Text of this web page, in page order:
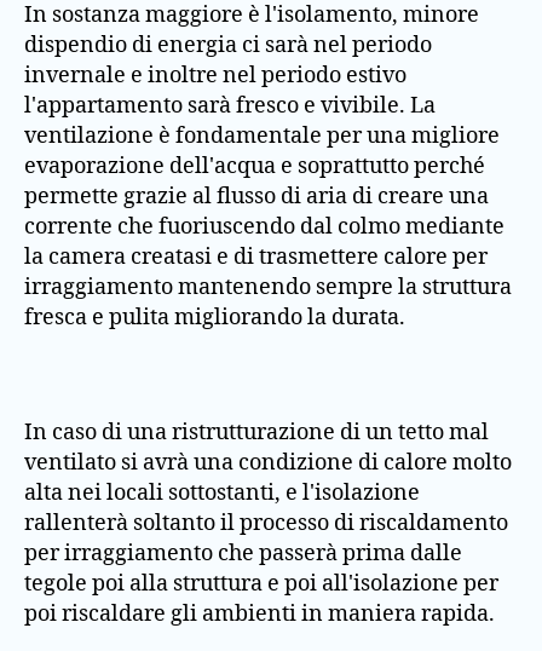
In sostanza maggiore è l'isolamento, minore
dispendio di energia ci sarà nel periodo
invernale e inoltre nel periodo estivo
l'appartamento sarà fresco e vivibile. La
ventilazione è fondamentale per una migliore
evaporazione dell'acqua e soprattutto perché
permette grazie al flusso di aria di creare una
corrente che fuoriuscendo dal colmo mediante
la camera creatasi e di trasmettere calore per
irraggiamento mantenendo sempre la struttura
fresca e pulita migliorando la durata.
In caso di una ristrutturazione di un tetto mal
ventilato si avrà una condizione di calore molto
alta nei locali sottostanti, e l'isolazione
rallenterà soltanto il processo di riscaldamento
per irraggiamento che passerà prima dalle
tegole poi alla struttura e poi all'isolazione per
poi riscaldare gli ambienti in maniera rapida.